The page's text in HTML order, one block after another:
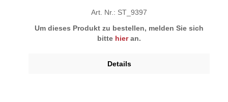
Art. Nr.: ST_9397
Um dieses Produkt zu bestellen, melden Sie sich
bitte hieran.
Details